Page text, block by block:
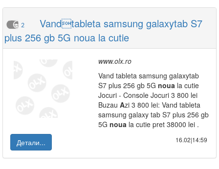
2
Vandtableta samsung galaxytab S7
plus 256 gb 5G noua la cutie
www.olx.ro
Vand tableta samsung galaxytab
S7 plus 256 gb 5G noua la cutie
Jocuri - Console Jocuri 3 800 lei
Buzau Azi 3 800 lei: Vand tableta
samsung galaxy tab S7 plus 256 gb
5G noua la cutie pret 38000 lei .
Детали...
16.02|14:59